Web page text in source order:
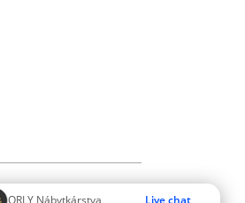
ORLY Nábytkárstva Live chat